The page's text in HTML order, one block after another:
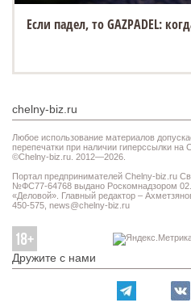
Если падел, то GAZPADEL:
chelny-biz.ru
Любое использование материалов
перепечатки при наличии гиперссылки
©Chelny-biz.ru. 2012—2026.
Портал предпринимателей Chelny-biz.ru
№ФС77-64768 выдано Роскомнадзором
«Деловой». Главный редактор –
450-575, news@chelny-biz.ru
Дружите с нами